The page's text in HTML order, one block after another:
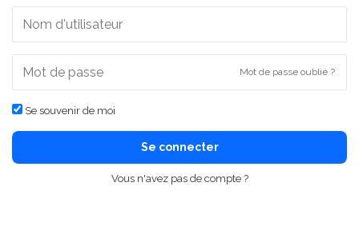
Mot de passe oublié ?
Se souvenir de moi
Se connecter
Vous n'avez pas de compte ?